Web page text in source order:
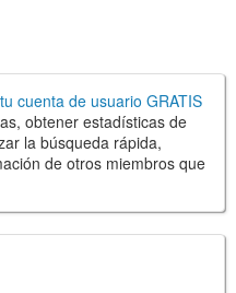
cuenta de usuario GRATIS
obtener estadísticas de
la búsqueda rápida,
de otros miembros que